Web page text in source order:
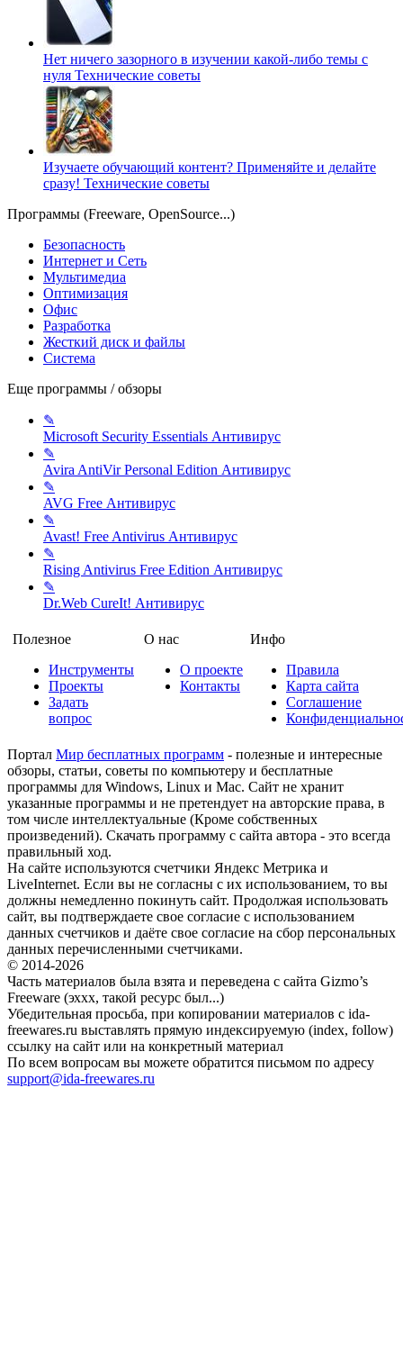
Нет ничего зазорного в изучении какой-либо темы с
нуля Технические советы
Изучаете обучающий контент? Применяйте и делайте
сразу! Технические советы
Программы (Freeware, OpenSource...)
Безопасность
Интернет и Сеть
Мультимедиа
Оптимизация
Офис
Разработка
Жесткий диск и файлы
Система
Еще программы / обзоры
✎
Microsoft Security Essentials Антивирус
✎
Avira AntiVir Personal Edition Антивирус
✎
AVG Free Антивирус
✎
Avast! Free Antivirus Антивирус
✎
Rising Antivirus Free Edition Антивирус
✎
Dr.Web CureIt! Антивирус
Полезное
Инструменты
Проекты
Задать
вопрос
О нас
О проекте
Контакты
Инфо
Правила
Карта сайта
Соглашение
Портал Мир бесплатных программ - полезные и интересные
обзоры, статьи, советы по компьютеру и бесплатные
программы для Windows, Linux и Mac. Сайт не хранит
указанные программы и не претендует на авторские права, в
том числе интеллектуальные (Кроме собственных
произведений). Скачать программу с сайта автора - это всегда
правильный ход.
На сайте используются счетчики Яндекс Метрика и
LiveInternet. Если вы не согласны с их использованием, то вы
должны немедленно покинуть сайт. Продолжая использовать
сайт, вы подтверждаете свое согласие с использованием
данных счетчиков и даёте свое согласие на сбор персональных
данных перечисленными счетчиками.
© 2014-2026
Часть материалов была взята и переведена с сайта Gizmo’s
Freeware (эххх, такой ресурс был...)
Убедительная просьба, при копировании материалов с ida-
freewares.ru выставлять прямую индексируемую (index, follow)
ссылку на сайт или на конкретный материал
По всем вопросам вы можете обратится письмом по адресу
support@ida-freewares.ru